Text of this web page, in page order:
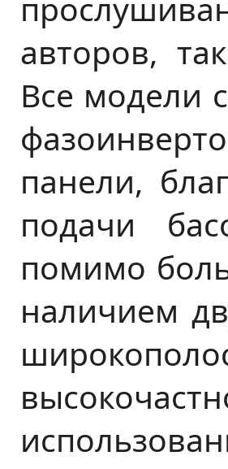
авторов,
Все модели
панели,
подачи
помимо
наличием